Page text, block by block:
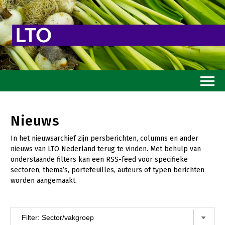
Toekomstvisie
Goed eten
Mooi groen
Sterk ondernemerschap
Nieuws
In het nieuwsarchief zijn persberichten, columns en ander
nieuws van LTO Nederland terug te vinden. Met behulp van
onderstaande filters kan een RSS-feed voor specifieke
sectoren, thema’s, portefeuilles, auteurs of typen berichten
worden aangemaakt.